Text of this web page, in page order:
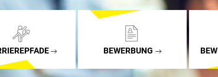
BEWERBUNG